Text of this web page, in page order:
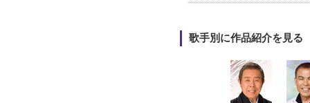
歌手別に作品紹介を見る